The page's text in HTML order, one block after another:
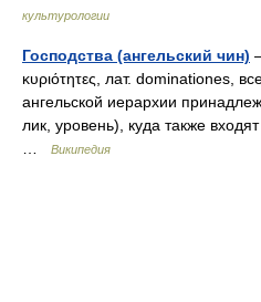
культурологии
Господства (ангельский чин)
κυριότητες, лат. dominationes,
ангельской иерархии
лик, уровень), куда также
Википедия